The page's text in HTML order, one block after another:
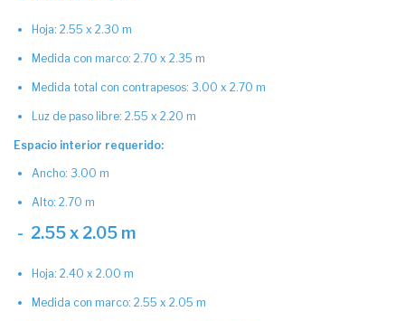
Hoja: 2.55 x 2.30 m
Medida con marco: 2.70 x 2.35 m
Medida total con contrapesos: 3.00 x 2.70 m
Luz de paso libre: 2.55 x 2.20 m
Espacio interior requerido:
Ancho: 3.00 m
Alto: 2.70 m
- 2.55 x 2.05 m
Hoja: 2.40 x 2.00 m
Medida con marco: 2.55 x 2.05 m